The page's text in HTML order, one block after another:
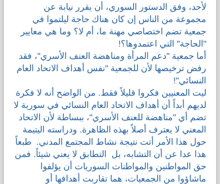
لأحد، وفق الدستور السوري، أن يقرر نيابة عن
مجموعة من الناس إن كان هناك حاجة ليلتموا في
جمعية تضم اختصاصي مهنة ما، أم لا؟ وما هي معايير
"الحاجة" التي اعتمدوها؟!
أما جمعية "دعم المرأة ومناهضة العنف الأسري"، فقد
رفض ترخيصها لأن للجمعية "نفس أهداف الاتحاد العام
النسائي"!
ليت المعنيين فكروا قليلاً فقط. من الواضح أنه لا فكرة
لديهم أبداً أن أهداف الاتحاد العام النسائي في سورية لا
تضم أي "مناهضة للعنف الأسري"، ببساطة لأن الاتحاد
المعني لا يعترف أصلاً بهذه الظاهرة. ودراسته اليتيمة
حول هذا الأمر أتت نتيجة نشاط المجتمع المدني. طبعاً
هذا عدا عن أن التشابه، بل التطابق لا يعني شيئاً. فمن
حق المواطنين والمواطنات السوريات أن يؤلفوا
ماشاؤوا من الجمعيات، هما تقاربت أهدافها أو